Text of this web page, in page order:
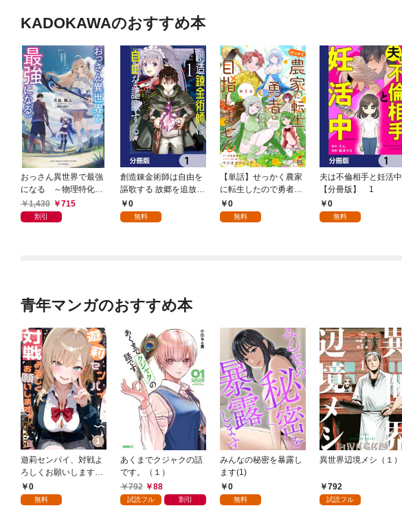
KADOKAWAのおすすめ本
おっさん異世界で最強
になる ～物理特化の
覚醒者～
1,430 715
割引
創造錬金術師は自由を
謳歌する 故郷を追放さ
れたら、魔王のお膝元
で超絶効果のマジック
0
無料
【単話】せっかく農家
に転生したので勇者は
目指しません【第1
話】
0
無料
夫は不倫相手と妊活中
【分冊版】 1
0
無料
青年マンガのおすすめ本
遊莉センパイ、対戦よ
ろしくお願いします。
1 0
無料
あくまでクジャクの話
です。（１）
792
88
試読フル 割引
みんなの秘密を暴露し
ます(1)
0
無料
異世界辺境メシ（１）
792
試読フル